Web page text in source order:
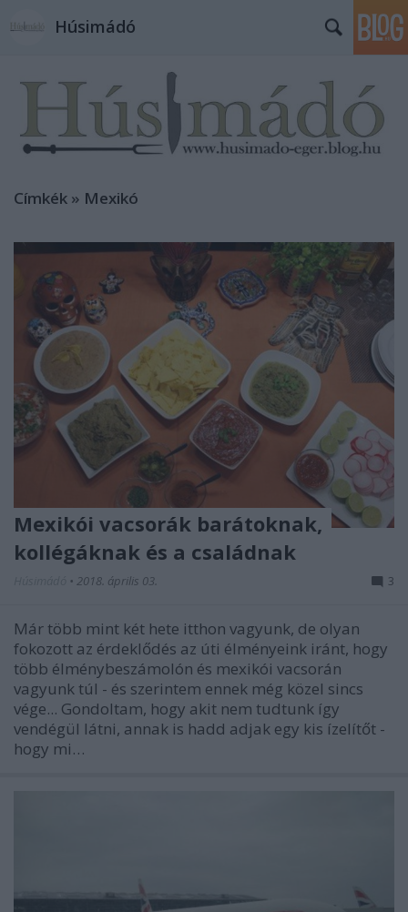
Húsimádó
Címkék » Mexikó
Mexikói vacsorák barátoknak,
kollégáknak és a családnak
• 2018. április 03. 3
Már több mint két hete itthon vagyunk, de olyan
fokozott az érdeklődés az úti élményeink iránt, hogy
több élménybeszámolón és mexikói vacsorán
vagyunk túl - és szerintem ennek még közel sincs
vége... Gondoltam, hogy akit nem tudtunk így
vendégül látni, annak is hadd adjak egy kis ízelítőt -
hogy mi…